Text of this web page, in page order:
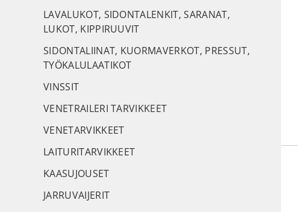
LAVALUKOT, SIDONTALENKIT, SARANAT,
LUKOT, KIPPIRUUVIT
SIDONTALIINAT, KUORMAVERKOT, PRESSUT,
TYÖKALULAATIKOT
VINSSIT
VENETRAILERI TARVIKKEET
VENETARVIKKEET
LAITURITARVIKKEET
KAASUJOUSET
JARRUVAIJERIT